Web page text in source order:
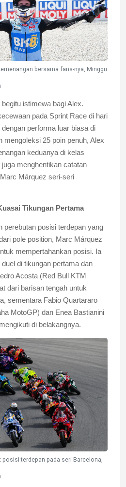
bersama fans-nya, Minggu
istimewa bagi Alex.
pada Sprint Race di hari
performa luar biasa di
mengoleksi 25 poin penuh, Alex
keduanya di kelas
menghentikan catatan
Márquez seri-seri
Tikungan Pertama
perebutan posisi terdepan yang
pole position, Marc Márquez
mempertahankan posisi. Ia
di tikungan pertama dan
Acosta (Red Bull KTM
dari barisan tengah untuk
sementara Fabio Quartararo
MotoGP) dan Enea Bastianini
di belakangnya.
posisi terdepan pada seri Barcelona,